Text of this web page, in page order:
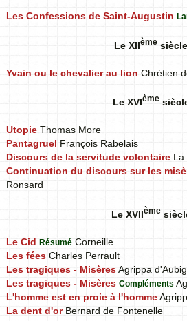
Les Confessions de Saint-Augustin
Le XIIème siècle
Yvain ou le chevalier au lion Chrétien
Le XVIème
Utopie Thomas More
Pantagruel François Rabelais
Discours de la servitude volontaire La
Continuation du discours sur les
Ronsard
Le XVIIème
Le Cid Résumé Corneille
Les fées Charles Perrault
Les tragiques - MisèresAgrippa
Les tragiques - Misères Compléments
L'homme est en proie à l'homme
La dent d'orBernard de Fontenelle